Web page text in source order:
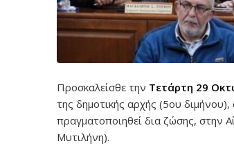
Προσκαλείσθε την Τετάρτη 29
της δημοτικής αρχής (5ου
πραγματοποιηθεί δια ζώσης, στην
Μυτιλήνη).